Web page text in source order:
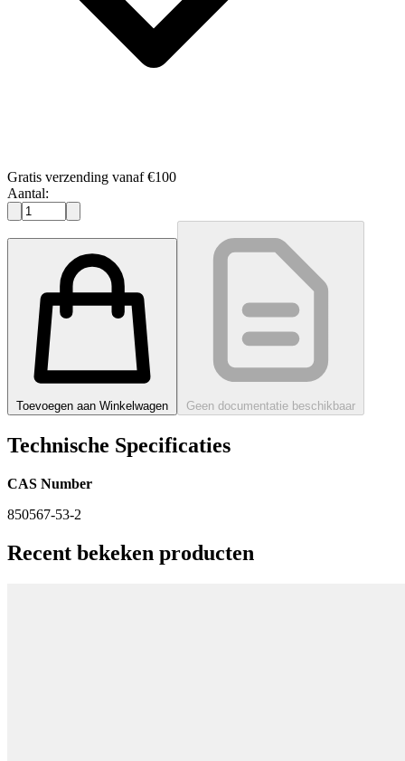
Gratis verzending vanaf €100
Aantal:
Toevoegen aan Winkelwagen Geen documentatie beschikbaar
Technische Specificaties
CAS Number
850567-53-2
Recent bekeken producten